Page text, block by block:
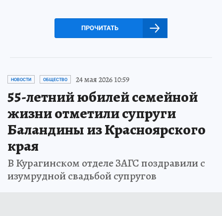
ПРОЧИТАТЬ
НОВОСТИ ОБЩЕСТВО 24 мая 2026 10:59
55-летний юбилей семейной
жизни отметили супруги
Баландины из Красноярского
края
В Курагинском отделе ЗАГС поздравили с
изумрудной свадьбой супругов